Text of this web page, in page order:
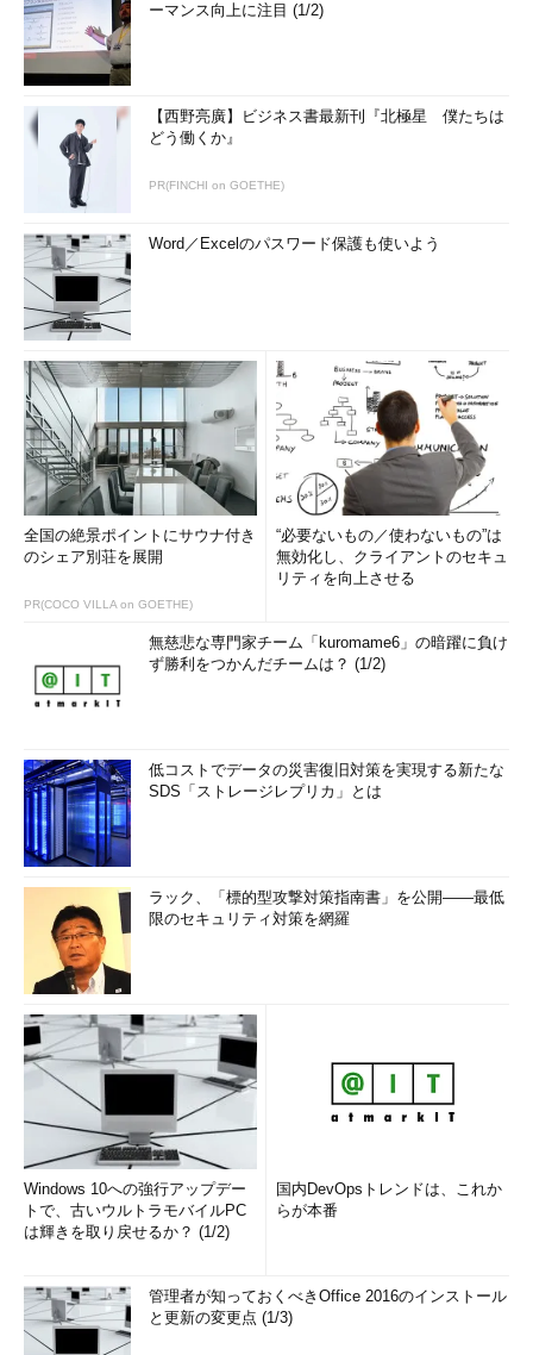
ーマンス向上に注目 (1/2)
【西野亮廣】ビジネス書最新刊『北極星 僕たちは
どう働くか』
PR(FINCHI on GOETHE)
Word／Excelのパスワード保護も使いよう
全国の絶景ポイントにサウナ付き
のシェア別荘を展開
PR(COCO VILLA on GOETHE)
“必要ないもの／使わないもの”は
無効化し、クライアントのセキュ
リティを向上させる
無慈悲な専門家チーム「kuromame6」の暗躍に負け
ず勝利をつかんだチームは？ (1/2)
低コストでデータの災害復旧対策を実現する新たな
SDS「ストレージレプリカ」とは
ラック、「標的型攻撃対策指南書」を公開――最低
限のセキュリティ対策を網羅
Windows 10への強行アップデー
トで、古いウルトラモバイルPC
は輝きを取り戻せるか？ (1/2)
国内DevOpsトレンドは、これか
らが本番
管理者が知っておくべきOffice 2016のインストール
と更新の変更点 (1/3)